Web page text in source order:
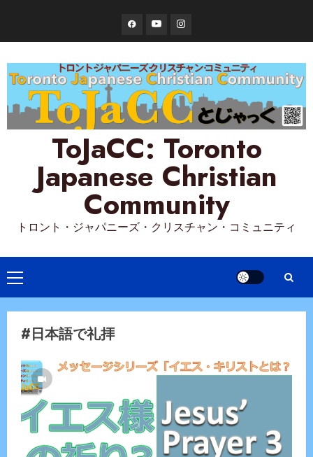
content
FacebookYouTubeInstagram
ToJaCC: Toronto
Japanese Christian
Community
トロント・ジャパニーズ・クリスチャン・コミュニティ
Primary
Menu
#日本語で礼拝